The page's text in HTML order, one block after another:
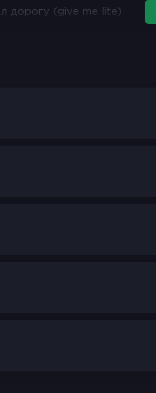
дорогу (give me lite)
дорогу (give me lite)
мало (мало)